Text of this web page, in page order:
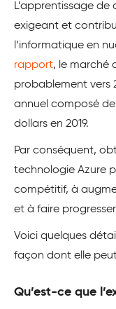
L’apprentissage
exigeant et
l’informatique en
rapport, le marché
probablement vers
annuel composé de
dollars en 2019.
Par conséquent,
technologie Azure
compétitif, à
et à faire
Voici quelques
façon dont elle
Qu’est-ce que